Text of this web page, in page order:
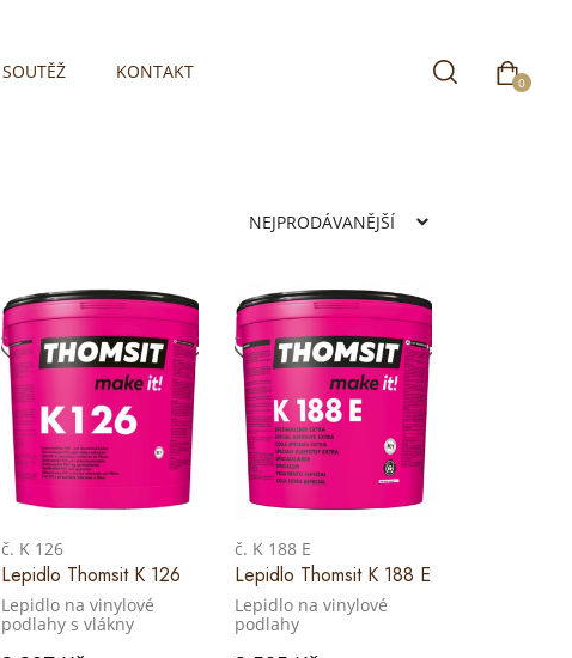
SOUTĚŽ KONTAKT 0
č. K 126
Lepidlo Thomsit K 126
Lepidlo na vinylové
podlahy s vlákny
č. K 188 E
Lepidlo Thomsit K 188 E
Lepidlo na vinylové
podlahy